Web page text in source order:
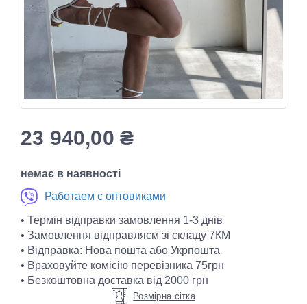
23 940,00 ₴
немає в наявності
Работаем с оптовиками
• Термін відправки замовлення 1-3 днів
• Замовлення відправляєм зі складу 7КМ
• Відправка: Нова пошта або Укрпошта
• Враховуйте комісію перевізника 75грн
• Безкоштовна доставка від 2000 грн
Розмірна сітка